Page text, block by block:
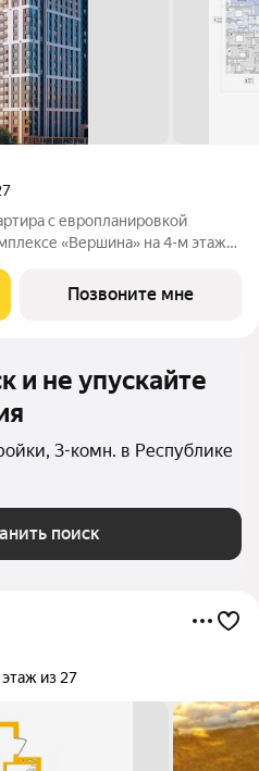
с европланировкой
«Вершина» на 4-м этаже
кухня-гостиная площадью
Позвоните мне
и не упускайте
3-комн. в Республике
поиск
этаж из 27